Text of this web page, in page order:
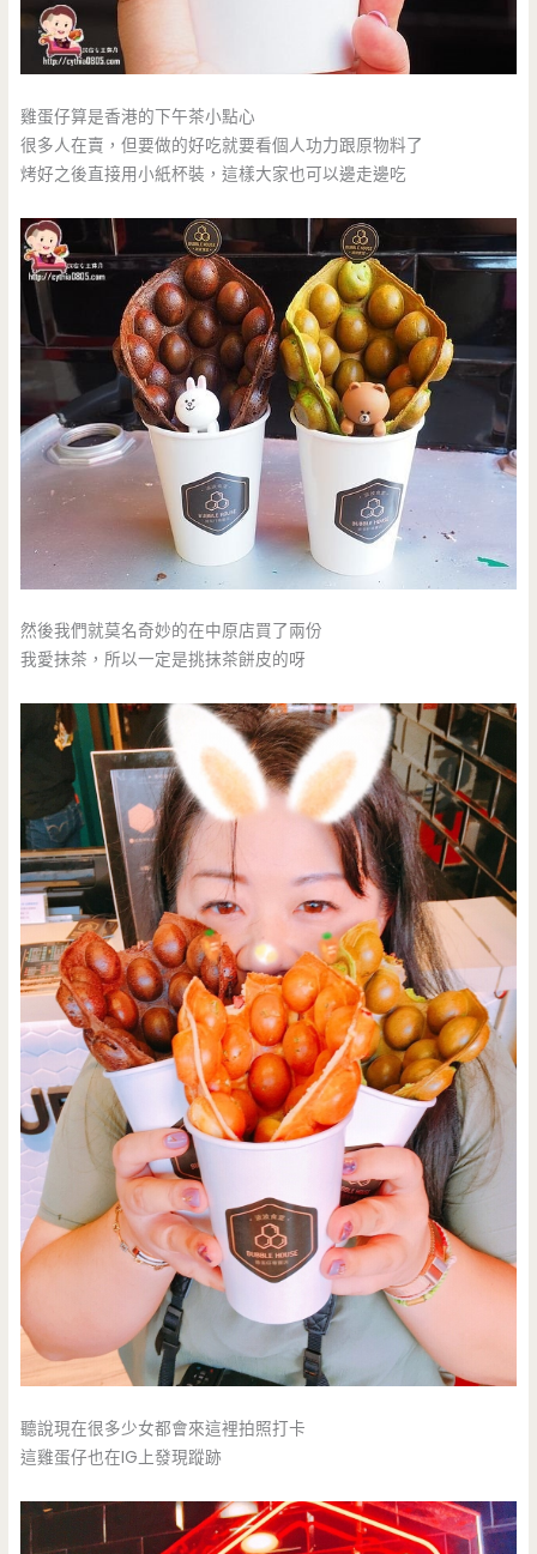
雞蛋仔算是香港的下午茶小點心
很多人在賣，但要做的好吃就要看個人功力跟原物料了
烤好之後直接用小紙杯裝，這樣大家也可以邊走邊吃
然後我們就莫名奇妙的在中原店買了兩份
我愛抹茶，所以一定是挑抹茶餅皮的呀
聽說現在很多少女都會來這裡拍照打卡
這雞蛋仔也在IG上發現蹤跡